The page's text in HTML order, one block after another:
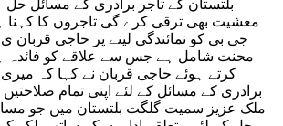
فیڈریشن
اف
پاکستان
چیمبر
اف
کامرس
اینڈ
بلتستان کے تاجر برادری کے مسائل حل
معشیت بھی ترقی کرے گی تاجروں کا کہنا
جی بی کو نمائندگی لینے پر حاجی قربان ی
محنت شامل ہے جس سے علاقے کو فائدہ
کرتے ہوئے حاجی قربان نے کہا کہ
برادری کے مسائل کے لئے اپنی تمام صلاحتیں
ملک عزیز سمیت گلگت بلتستان میں جو